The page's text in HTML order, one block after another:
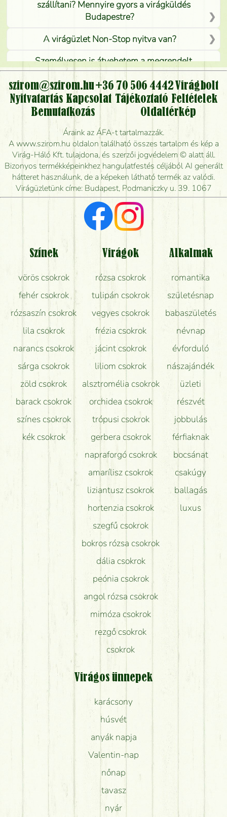
szállítani? Mennyire gyors a virágküldés
Budapestre?
A virágüzlet Non-Stop nyitva van?
Személyesen is átvehetem a megrendelt
virágcsokrot, vagy csak virágküldéssel, kiszállítással
kérhető?
Vidékre is lehet rendelni?
Meddig rendelhetek virágküldést úgy, hogy még ma
kiszállítsák?
Mennyire gyorsan tudják elkészíteni a csokrot, és
mikor tudják leghamarabb kiszállítani?
Vörös rózsát keresek, van önöknél?
Milyen visszajelzést kapok a virágküldésről?
Tényleg azt kapom, ami a képen van?
Mit kell tudni a virágcsokrok szállításáról?
Hogy marad a lehető legtovább friss a csokor?
Tudok adventi koszorút vásárolni boltban?
szirom@szirom.hu +36 70 506 4442 Virágbolt
Nyitvatartás Kapcsolat Tájékoztató Feltételek
Bemutatkozás
Oldaltérkép
Áraink az ÁFA-t tartalmazzák.
A www.szirom.hu oldalon található összes tartalom és kép a
Virág-Háló Kft. tulajdona, és szerzői jogvédelem © alatt áll.
Bizonyos termékképeinkhez hangulatfestés céljából AI generált
hátteret használunk, de a képeken látható termék az valódi.
Virágüzletünk címe: Budapest, Podmaniczky u. 39. 1067
Színek
vörös csokrok
fehér csokrok
rózsaszín csokrok
lila csokrok
narancs csokrok
sárga csokrok
zöld csokrok
barack csokrok
színes csokrok
kék csokrok
Virágok
rózsa csokrok
tulipán csokrok
vegyes csokrok
frézia csokrok
jácint csokrok
liliom csokrok
alsztromélia csokrok
orchidea csokrok
trópusi csokrok
gerbera csokrok
napraforgó csokrok
amarílisz csokrok
liziantusz csokrok
hortenzia csokrok
szegfű csokrok
bokros rózsa csokrok
dália csokrok
peónia csokrok
angol rózsa csokrok
mimóza csokrok
rezgő csokrok
csokrok
Alkalmak
romantika
születésnap
babaszületés
névnap
évforduló
nászajándék
üzleti
részvét
jobbulás
férfiaknak
bocsánat
csakúgy
ballagás
luxus
Virágos ünnepek
karácsony
húsvét
anyák napja
Valentin-nap
nőnap
tavasz
nyár